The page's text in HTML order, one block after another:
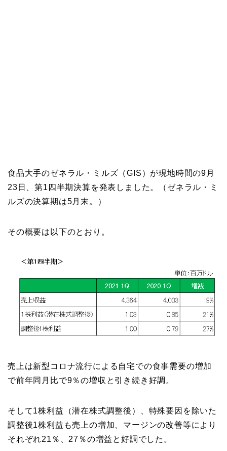
食品大手のゼネラル・ミルズ（GIS）が現地時間の9月
23日、第1四半期決算を発表しました。（ゼネラル・ミ
ルズの決算期は5月末。）
その概要は以下のとおり。
売上は新型コロナ流行による自宅での食事需要の増加
で前年同月比で9％の増収と引き続き好調。
そして1株利益（潜在株式調整後）、特殊要因を除いた
調整後1株利益も売上の増加、マージンの改善等により
それぞれ21％、27％の増益と好調でした。